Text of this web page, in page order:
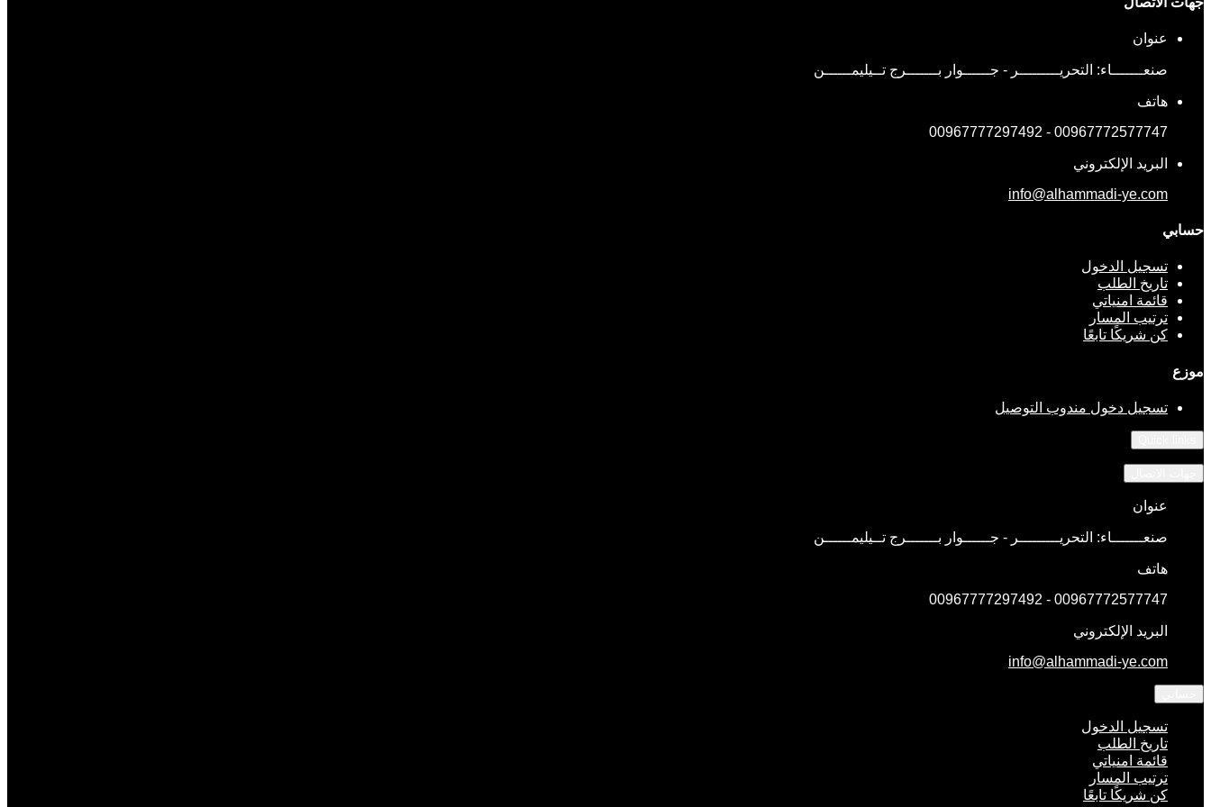
عنوان
صنعـــــــاء: التحريـــــــــر - جــــــوار بـــــــرج تــيليمــــــن
هاتف
00967772577747 - 00967777297492
البريد الإلكتروني
info@alhammadi-ye.com
حسابي
تسجيل الدخول
تاريخ الطلب
قائمة امنياتي
ترتيب المسار
كن شريكًا تابعًا
موزع
تسجيل دخول مندوب التوصيل
عنوان
صنعـــــــاء: التحريـــــــــر - جــــــوار بـــــــرج تــيليمــــــن
هاتف
00967772577747 - 00967777297492
البريد الإلكتروني
info@alhammadi-ye.com
تسجيل الدخول
تاريخ الطلب
قائمة امنياتي
ترتيب المسار
كن شريكًا تابعًا